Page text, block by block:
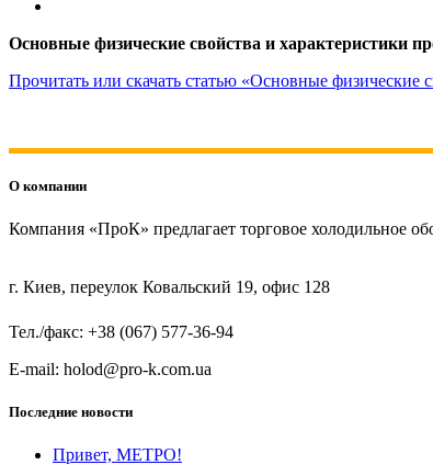
Основные физические свойства и характеристики
Прочитать или скачать статью «Основные физические
О компании
Компания «ПроК» предлагает торговое холодильное
г. Киев, переулок Ковальский 19, офис 128
Тел./факс: +38 (067) 577-36-94
E-mail: holod@pro-k.com.ua
Последние новости
Привет, МЕТРО!